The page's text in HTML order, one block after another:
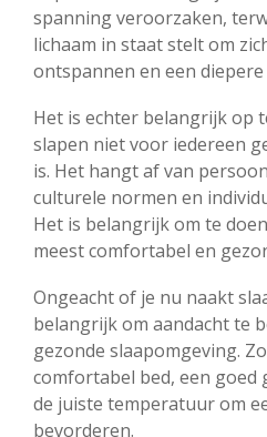
spanning veroorzaken,
lichaam in staat stelt om
ontspannen en een
Het is echter belangrijk op
slapen niet voor iedereen
is. Het hangt af van
culturele normen en
Het is belangrijk om te
meest comfortabel en
Ongeacht of je nu naakt
belangrijk om aandacht te
gezonde slaapomgeving.
comfortabel bed, een goed
de juiste temperatuur om
bevorderen.